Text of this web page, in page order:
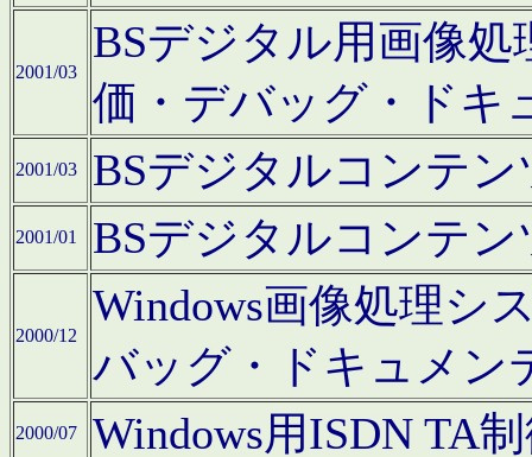
2001/03
BSデジタル用画像
価・デバッグ・ドキ
2001/03 BSデジタルコンテ
2001/01 BSデジタルコンテ
2000/12
Windows画像処理シ
バッグ・ドキュメン
2000/07 Windows用ISDN TA